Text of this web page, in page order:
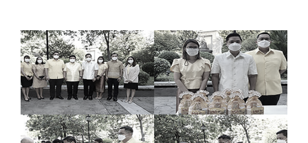
ความ
ปลอดภัย
อาชีว
อนามัย
และ
สภาพ
แวดล้อม